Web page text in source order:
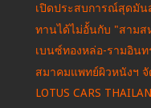
เปิดประสบการณ์สุดมันส์
ทานได้ไม่อั้นกับ "สามส
เบนซ์ทองหล่อ-รามอิน
สมาคมแพทย์ผิวหนังฯ
LOTUS CARS